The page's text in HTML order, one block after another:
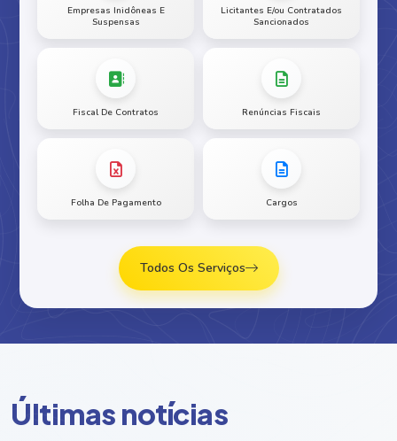
Empresas Inidôneas E
Suspensas
Licitantes E/ou Contratados
Sancionados
Fiscal De Contratos Renúncias Fiscais
Folha De Pagamento Cargos
Todos Os Serviços
Últimas notícias